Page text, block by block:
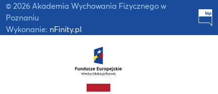
© 2026 Akademia Wychowania Fizycznego w
Poznaniu
Wykonanie: nFinity.pl